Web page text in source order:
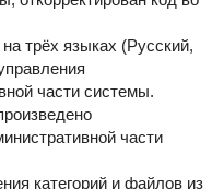
трёх языках (Русский,
части системы.
части
категорий и файлов из